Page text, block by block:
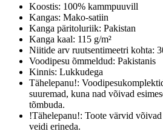
Koostis: 100% kammpuuvill
Kangas: Mako-satiin
Kanga päritoluriik: Pakistan
Kanga kaal: 115 g/m²
Niitide arv ruutsentimeetri kohta:
Voodipesu õmmeldud: Pakistanis
Kinnis: Lukkudega
Tähelepanu!:
suuremad, kuna nad võivad
tõmbuda.
!Tähelepanu!: Toote värvid
veidi erineda.